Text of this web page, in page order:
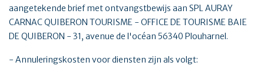
aangetekende brief met ontvangstbewijs aan SPL AURAY
CARNAC QUIBERON TOURISME - OFFICE DE TOURISME BAIE
DE QUIBERON - 31, avenue de l'océan 56340 Plouharnel.
- Annuleringskosten voor diensten zijn als volgt: